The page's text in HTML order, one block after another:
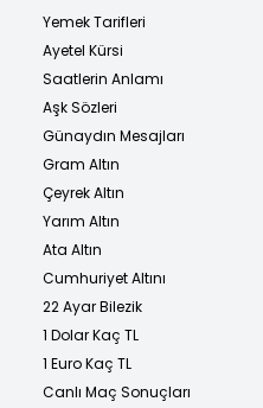
Yemek Tarifleri
Ayetel Kürsi
Saatlerin Anlamı
Aşk Sözleri
Günaydın Mesajları
Gram Altın
Çeyrek Altın
Yarım Altın
Ata Altın
Cumhuriyet Altını
22 Ayar Bilezik
1 Dolar Kaç TL
1 Euro Kaç TL
Canlı Maç Sonuçları